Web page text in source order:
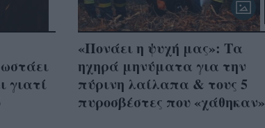
γιατί
«Πονάει η ψυχή μας»: Τα
ηχηρά μηνύματα για την
πύρινη λαίλαπα & τους 5
πυροσβέστες που «χάθηκαν»